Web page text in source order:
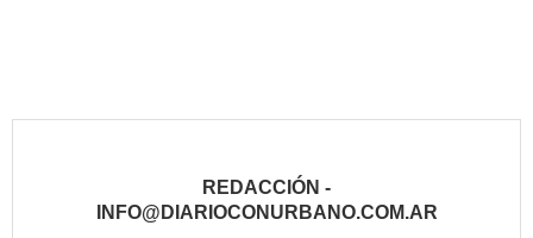
REDACCIÓN -
INFO@DIARIOCONURBANO.COM.AR